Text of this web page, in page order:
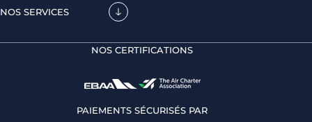
NOS SERVICES
NOS CERTIFICATIONS
PAIEMENTS SÉCURISÉS PAR